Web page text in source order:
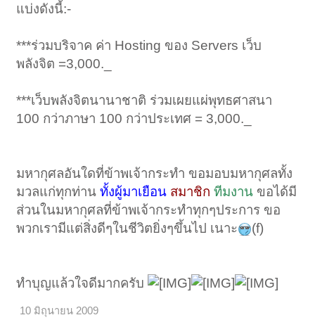
แบ่งดังนี้:-
***ร่วมบริจาค ค่า Hosting ของ Servers เว็บ
พลังจิต =3,000._
***เว็บพลังจิตนานาชาติ ร่วมเผยแผ่พุทธศาสนา
100 กว่าภาษา 100 กว่าประเทศ = 3,000._
มหากุศลอันใดที่ข้าพเจ้ากระทำ ขอมอบมหากุศลทั้ง
มวลแก่ทุกท่านทั้งผู้มาเยือน สมาชิกทีมงาน ขอได้มี
ส่วนในมหากุศลที่ข้าพเจ้ากระทำทุกๆประการ ขอ
พวกเรามีแต่สิ่งดีๆในชีวิตยิ่งๆขึ้นไป เนาะ
(f)
ทำบุญแล้วใจดีมากครับ
10 มิถุนายน 2009